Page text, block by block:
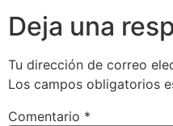
Deja una
Tu dirección de correo
Los campos obligatorios
Comentario *